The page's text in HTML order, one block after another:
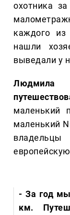
охотника
каждого
нашли
выведали у
маленький
маленький
- За год
км.